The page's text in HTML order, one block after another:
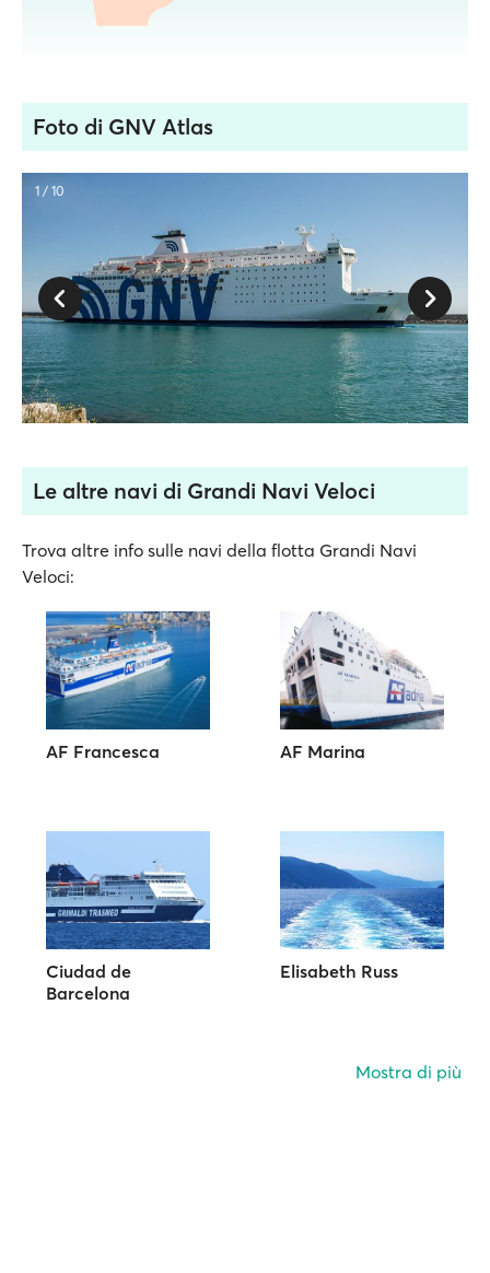
Foto di GNV Atlas
1 / 10
Le altre navi di Grandi Navi Veloci
Trova altre info sulle navi della flotta Grandi Navi
Veloci:
AF Francesca AF Marina
Ciudad de
Barcelona
Elisabeth Russ
Mostra di più